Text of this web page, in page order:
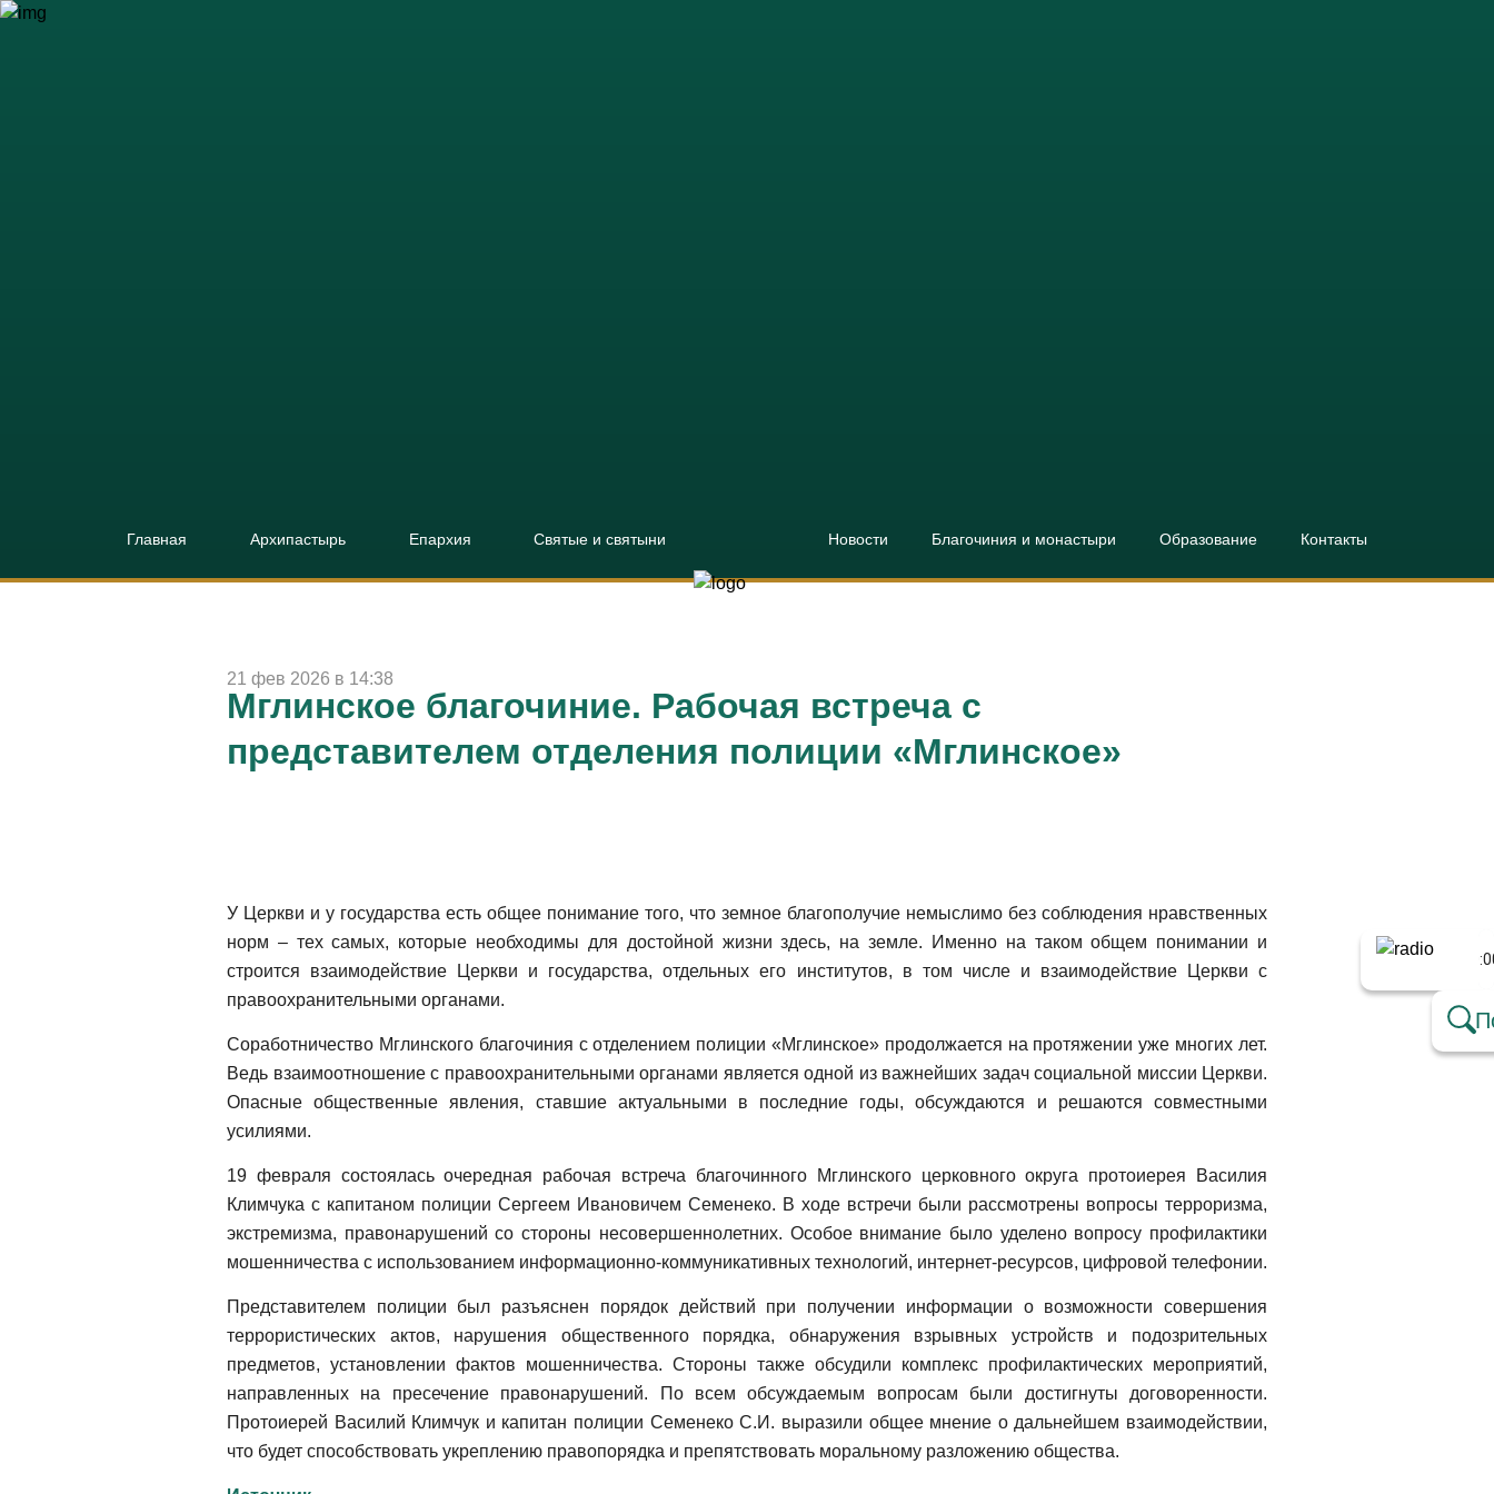
Главная Архипастырь Епархия Святые и святыни Новости Благочиния и монастыри Образование Контакты
21 фев 2026 в 14:38
Мглинское благочиние. Рабочая встреча с
представителем отделения полиции «Мглинское»
У Церкви и у государства есть общее понимание того, что земное благополучие немыслимо без соблюдения нравственных
норм – тех самых, которые необходимы для достойной жизни здесь, на земле. Именно на таком общем понимании и
строится взаимодействие Церкви и государства, отдельных его институтов, в том числе и взаимодействие Церкви с
правоохранительными органами.
Соработничество Мглинского благочиния с отделением полиции «Мглинское» продолжается на протяжении уже многих лет.
Ведь взаимоотношение с правоохранительными органами является одной из важнейших задач социальной миссии Церкви.
Опасные общественные явления, ставшие актуальными в последние годы, обсуждаются и решаются совместными
усилиями.
19 февраля состоялась очередная рабочая встреча благочинного Мглинского церковного округа протоиерея Василия
Климчука с капитаном полиции Сергеем Ивановичем Семенеко. В ходе встречи были рассмотрены вопросы терроризма,
экстремизма, правонарушений со стороны несовершеннолетних. Особое внимание было уделено вопросу профилактики
мошенничества с использованием информационно-коммуникативных технологий, интернет-ресурсов, цифровой телефонии.
Представителем полиции был разъяснен порядок действий при получении информации о возможности совершения
террористических актов, нарушения общественного порядка, обнаружения взрывных устройств и подозрительных
предметов, установлении фактов мошенничества. Стороны также обсудили комплекс профилактических мероприятий,
направленных на пресечение правонарушений. По всем обсуждаемым вопросам были достигнуты договоренности.
Протоиерей Василий Климчук и капитан полиции Семенеко С.И. выразили общее мнение о дальнейшем взаимодействии,
что будет способствовать укреплению правопорядка и препятствовать моральному разложению общества.